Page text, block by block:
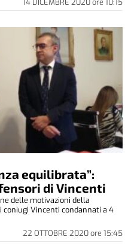
equilibrata”:
di Vincenti
22 OTTOBRE 2020ore 15:45
delle motivazioni della
coniugi Vincenti condannati a 4